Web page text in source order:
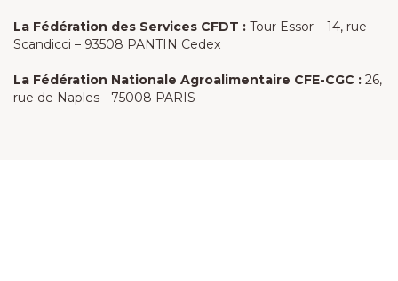
La Fédération des Services CFDT : Tour Essor – 14, rue
Scandicci – 93508 PANTIN Cedex
La Fédération Nationale Agroalimentaire CFE-CGC : 26,
rue de Naples - 75008 PARIS